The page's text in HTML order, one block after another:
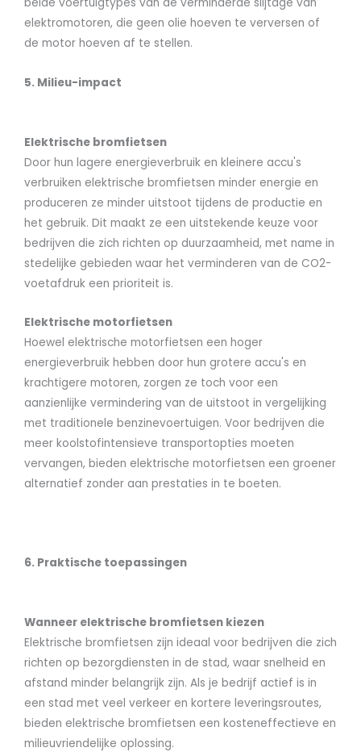
elektromotoren, die geen olie hoeven te verversen of
de motor hoeven af te stellen.
5. Milieu-impact
Elektrische bromfietsen
Door hun lagere energieverbruik en kleinere accu's
verbruiken elektrische bromfietsen minder energie en
produceren ze minder uitstoot tijdens de productie en
het gebruik. Dit maakt ze een uitstekende keuze voor
bedrijven die zich richten op duurzaamheid, met name in
stedelijke gebieden waar het verminderen van de CO2-
voetafdruk een prioriteit is.
Elektrische motorfietsen
Hoewel elektrische motorfietsen een hoger
energieverbruik hebben door hun grotere accu's en
krachtigere motoren, zorgen ze toch voor een
aanzienlijke vermindering van de uitstoot in vergelijking
met traditionele benzinevoertuigen. Voor bedrijven die
meer koolstofintensieve transportopties moeten
vervangen, bieden elektrische motorfietsen een groener
alternatief zonder aan prestaties in te boeten.
6. Praktische toepassingen
Wanneer elektrische bromfietsen kiezen
Elektrische bromfietsen zijn ideaal voor bedrijven die zich
richten op bezorgdiensten in de stad, waar snelheid en
afstand minder belangrijk zijn. Als je bedrijf actief is in
een stad met veel verkeer en kortere leveringsroutes,
bieden elektrische bromfietsen een kosteneffectieve en
milieuvriendelijke oplossing.